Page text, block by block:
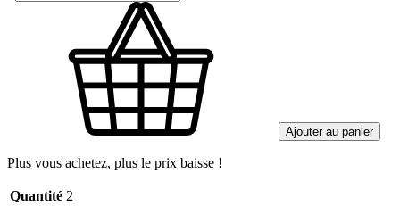
Ajouter au panier
Plus vous achetez, plus le prix baisse !
Quantité 2